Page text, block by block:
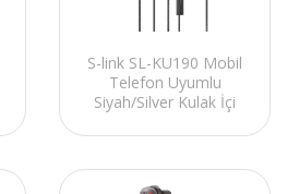
S-link SL-KU190 Mobil
Telefon Uyumlu
Siyah/Silver Kulak İçi